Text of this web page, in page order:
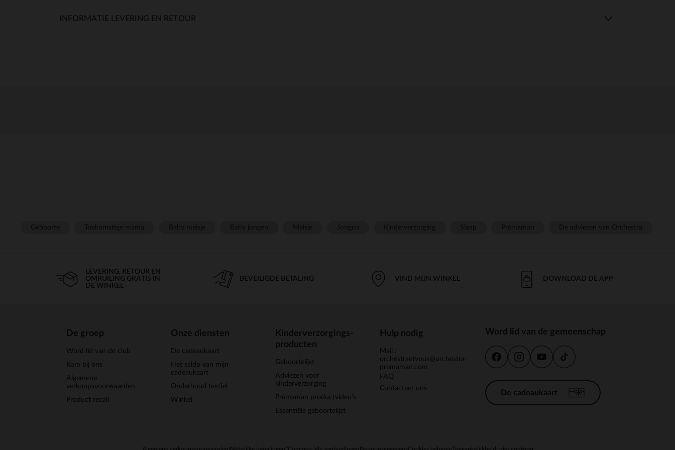
INFORMATIE LEVERING EN RETOUR
LEVERING, RETOUR EN
OMRUILING GRATIS IN
DE WINKEL
BEVEILIGDE BETALING VIND MIJN WINKEL DOWNLOAD DE APP
De groep
Word lid van de club
Kom bij ons
Algemene
verkoopsvoorwaarden
Product recall
Onze diensten
De cadeaukaart
Het saldo van mijn
cadeaukaart
Onderhoud textiel
Winkel
Kinderverzorgings-
producten
Geboortelijst
Adviezen voor
kinderverzorging
Prémaman productvideo's
Essentiële geboortelijst
Hulp nodig
Mail :
orchestraetvous@orchestra-
premaman.com
FAQ
Contacteer ons
Word lid van de gemeenschap
De cadeaukaart